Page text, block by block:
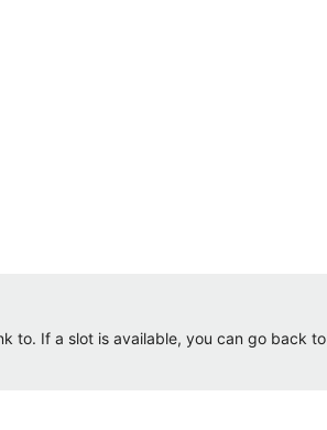
to. If a slot is available, you can go back to